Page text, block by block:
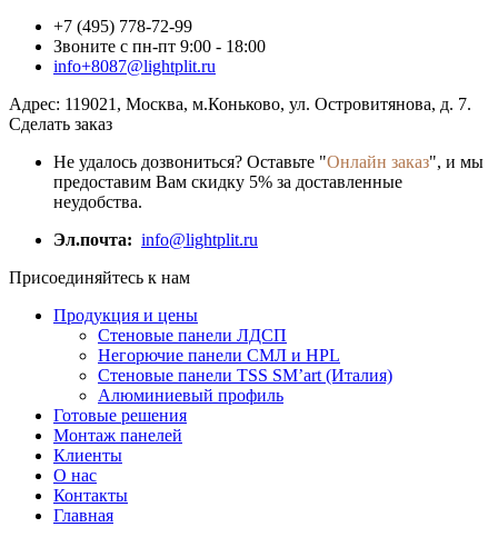
+7 (495) 778-72-99
Звоните с пн-пт 9:00 - 18:00
info+8087@lightplit.ru
Адрес: 119021 , Москва, м.Коньково, ул. Островитянова, д. 7.
Сделать заказ
Не удалось дозвониться? Оставьте "Онлайн заказ", и мы
предоставим Вам скидку 5% за доставленные
неудобства.
Эл.почта: info@lightplit.ru
Присоединяйтесь к нам
Продукция и цены
Стеновые панели ЛДСП
Негорючие панели СМЛ и HPL
Стеновые панели TSS SM’art (Италия)
Алюминиевый профиль
Готовые решения
Монтаж панелей
Клиенты
О нас
Контакты
Главная